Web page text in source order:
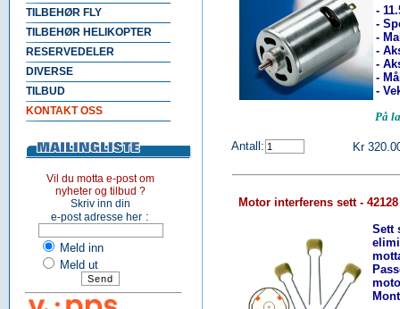
TILBEHØR FLY
TILBEHØR HELIKOPTER
RESERVEDELER
DIVERSE
TILBUD
KONTAKT OSS
Vil du motta e-post om
nyheter og tilbud ?
Skriv inn din
e-post adresse her :
Meld inn
Meld ut
-
-
-
-
-
-
-
På
Antall: Kr
Motor interferens sett - 42128
Sett